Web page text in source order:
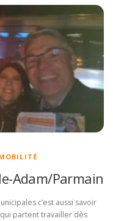
Adam/Parmain
c’est aussi savoir
partent travailler dès